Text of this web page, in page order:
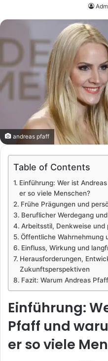
andreas pfaff
Table of Contents
Einführung: Wer ist
er so viele Menschen?
Frühe Prägungen und
Beruflicher Werdegang
Arbeitsstil, Denkweise und
Öffentliche Wahrnehmung
Einfluss, Wirkung und
Herausforderungen,
Zukunftsperspektiven
Fazit: Warum Andreas
Einführung:
Pfaff und
er so viele